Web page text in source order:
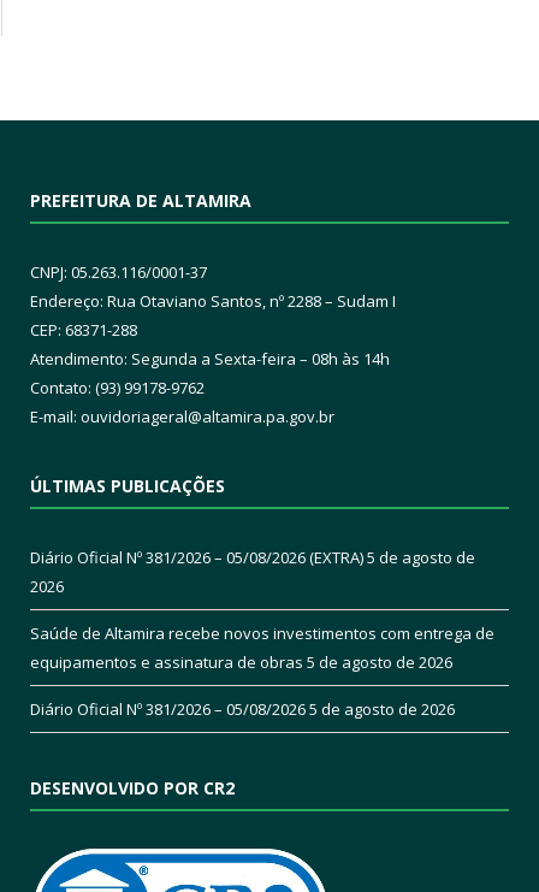
PREFEITURA DE ALTAMIRA
CNPJ: 05.263.116/0001-37
Endereço: Rua Otaviano Santos, nº 2288 – Sudam I
CEP: 68371-288
Atendimento: Segunda a Sexta-feira – 08h às 14h
Contato: (93) 99178-9762
E-mail: ouvidoriageral@altamira.pa.gov.br
ÚLTIMAS PUBLICAÇÕES
Diário Oficial Nº 381/2026 – 05/08/2026 (EXTRA)5 de agosto de
2026
Saúde de Altamira recebe novos investimentos com entrega de
equipamentos e assinatura de obras 5 de agosto de 2026
Diário Oficial Nº 381/2026 – 05/08/20265 de agosto de 2026
DESENVOLVIDO POR CR2